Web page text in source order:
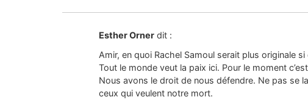
Esther Orner dit :
Amir, en quoi Rachel Samoul serait plus originale
Tout le monde veut la paix ici. Pour le moment
Nous avons le droit de nous défendre. Ne pas se
ceux qui veulent notre mort.